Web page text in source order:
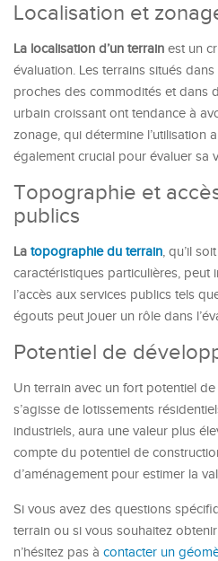
Localisation et
La localisation d’un terrain est un
évaluation. Les terrains situés
proches des commodités et dans
urbain croissant ont tendance à
zonage, qui détermine l’utilisation
également crucial pour évaluer sa
Topographie et
publics
La topographie du terrain, qu’il
caractéristiques particulières, peut
l’accès aux services publics tels
égouts peut jouer un rôle dans
Potentiel de
Un terrain avec un fort potentiel
s’agisse de lotissements
industriels, aura une valeur plus
compte du potentiel de
d’aménagement pour estimer la
Si vous avez des questions
terrain ou si vous souhaitez
n’hésitez pas à contacter un